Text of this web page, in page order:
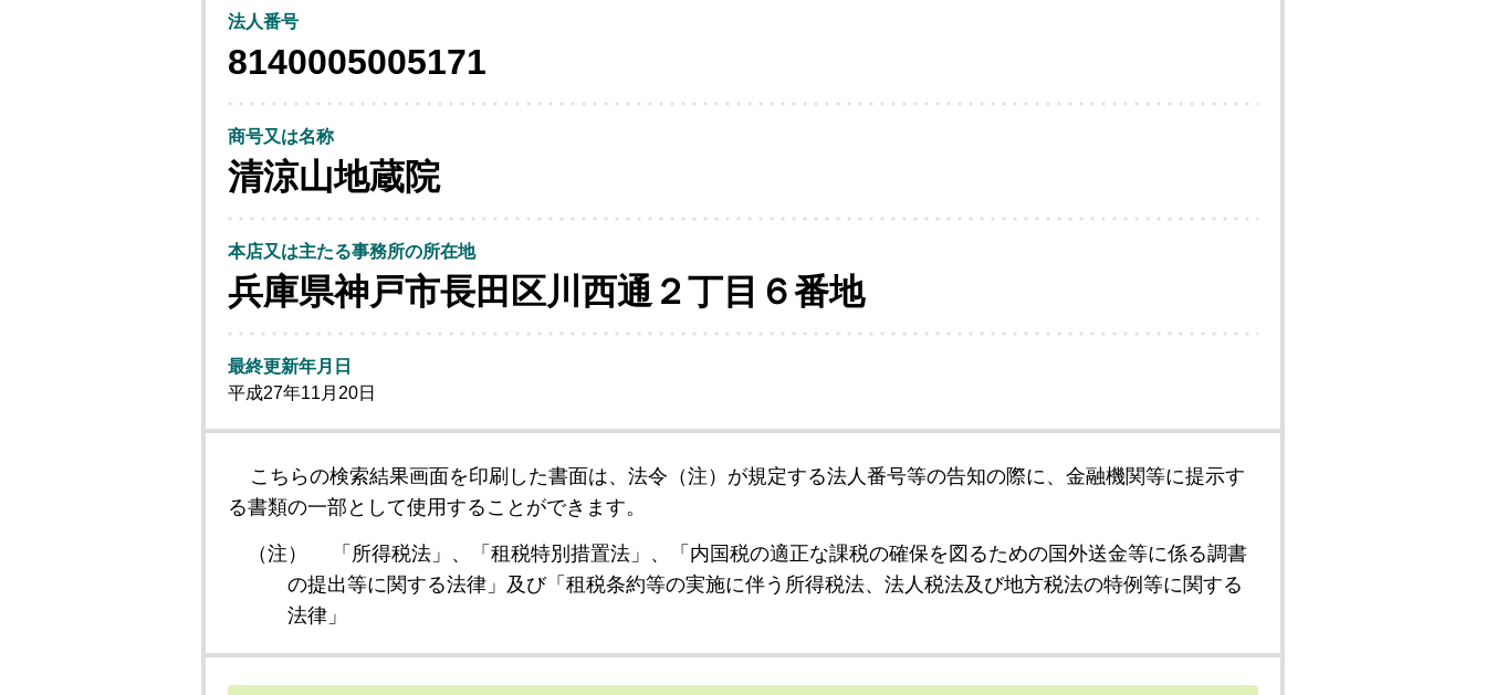
法人番号
8140005005171
商号又は名称
清涼山地蔵院
本店又は主たる事務所の所在地
兵庫県神戸市長田区川西通２丁目６番地
最終更新年月日
平成27年11月20日
こちらの検索結果画面を印刷した書面は、法令（注）が規定する法人番号等の告知の際に、金融機関等に提示す
る書類の一部として使用することができます。
（注）
「所得税法」、「租税特別措置法」、「内国税の適正な課税の確保を図るための国外送金等に係る調書
の提出等に関する法律」及び「租税条約等の実施に伴う所得税法、法人税法及び地方税法の特例等に関する
法律」